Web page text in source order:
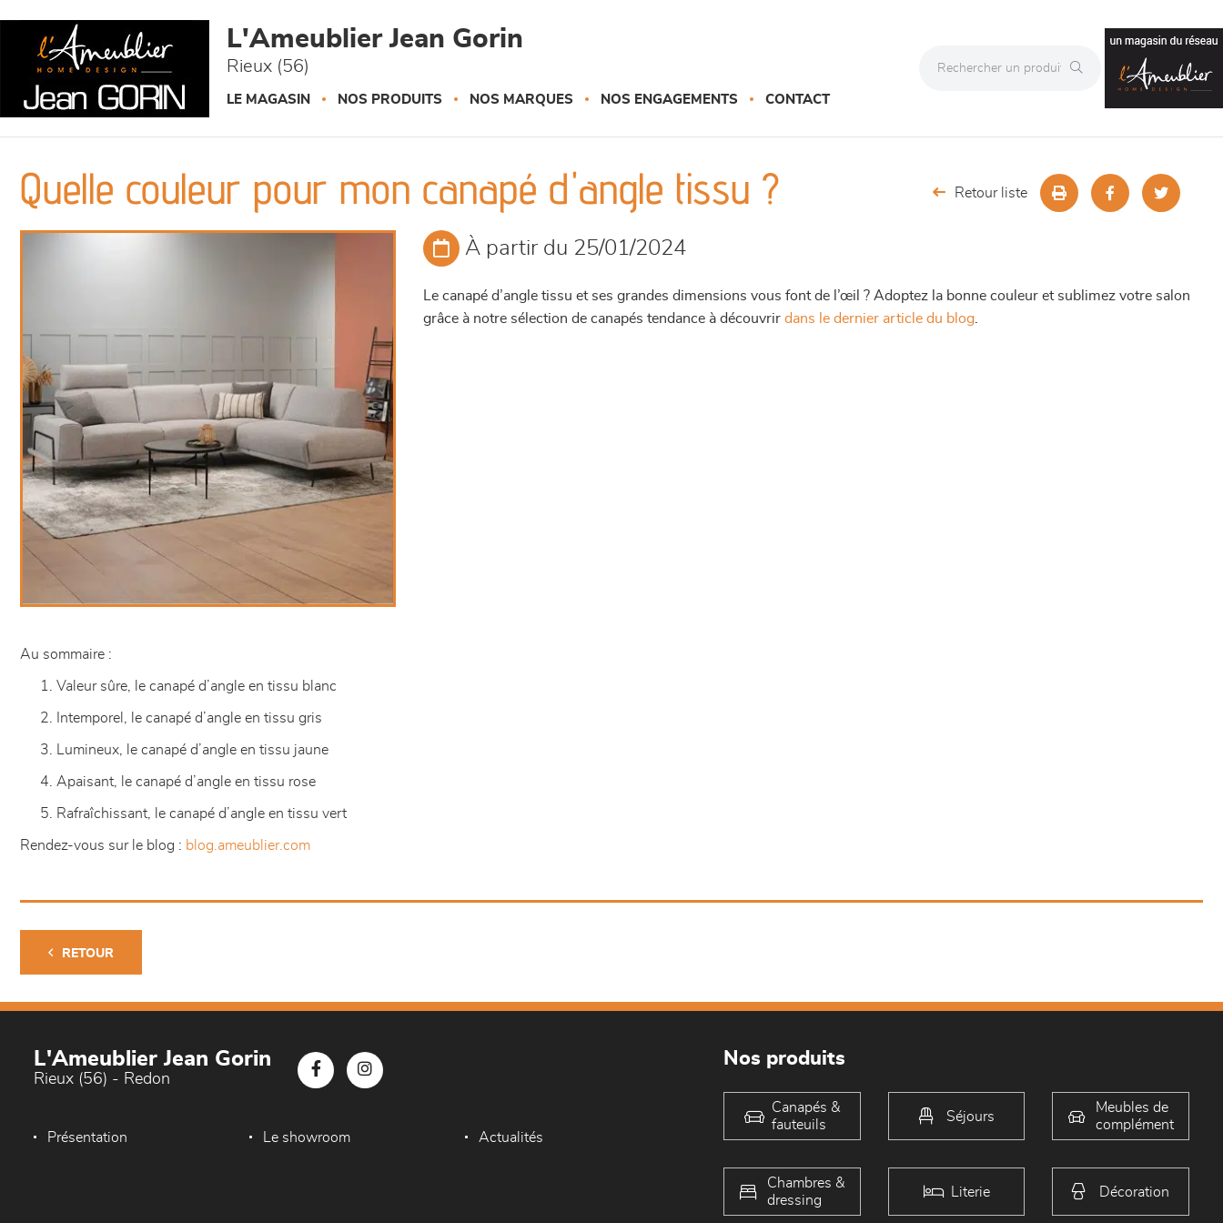
L'Ameublier Jean Gorin
Rieux (56)
LE MAGASIN NOS PRODUITS NOS MARQUES NOS ENGAGEMENTS CONTACT
Quelle couleur pour mon canapé d'angle tissu ? Retour liste
À partir du 25/01/2024
Le canapé d’angle tissu et ses grandes dimensions vous font de l’œil ? Adoptez la bonne couleur et sublimez votre salon
grâce à notre sélection de canapés tendance à découvrirdans le dernier article du blog
Au sommaire :
Valeur sûre, le canapé d’angle en tissu blanc
Intemporel, le canapé d’angle en tissu gris
Lumineux, le canapé d’angle en tissu jaune
Apaisant, le canapé d’angle en tissu rose
Rafraîchissant, le canapé d’angle en tissu vert
Rendez-vous sur le blog : blog.ameublier.com
RETOUR
L'Ameublier Jean Gorin
Rieux (56) - Redon
Présentation Le showroom Actualités
Nos produits
Canapés &
fauteuils
Séjours
Meubles de
complément
Chambres &
dressing
Literie Décoration